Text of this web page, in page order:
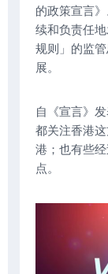
的政策宣言
续和负责任
规则」的监
展。
自《宣言》
都关注香港
港；也有些
点。